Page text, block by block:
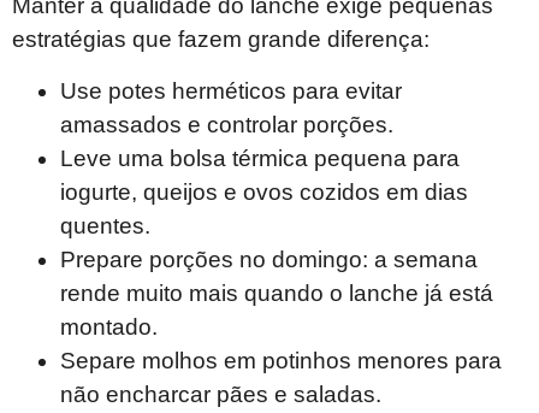
Manter a qualidade do lanche exige pequenas
estratégias que fazem grande diferença:
Use potes herméticos para evitar
amassados e controlar porções.
Leve uma bolsa térmica pequena para
iogurte, queijos e ovos cozidos em dias
quentes.
Prepare porções no domingo: a semana
rende muito mais quando o lanche já está
montado.
Separe molhos em potinhos menores para
não encharcar pães e saladas.